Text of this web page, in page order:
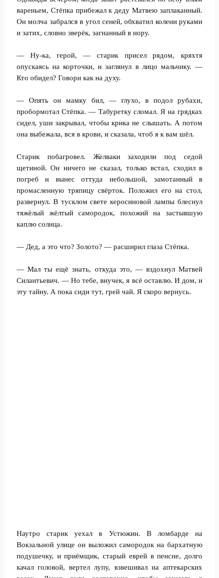
вареньем, Стёпка прибежал к деду Матвею заплаканный.
Он молча забрался в угол сеней, обхватил колени руками
и затих, словно зверёк, загнанный в нору.
— Ну-ка, герой, — старик присел рядом, кряхтя
опускаясь на корточки, и заглянул в лицо мальчику. —
Кто обидел? Говори как на духу.
— Опять он мамку бил, — глухо, в подол рубахи,
пробормотал Стёпка. — Табуретку сломал. Я на грядках
сидел, уши закрывал, чтобы крика не слышать. А потом
она выбежала, вся в крови, и сказала, чтоб я к вам шёл.
Старик побагровел. Желваки заходили под седой
щетиной. Он ничего не сказал, только встал, сходил в
погреб и вынес оттуда небольшой, замотанный в
промасленную тряпицу свёрток. Положил его на стол,
развернул. В тусклом свете керосиновой лампы блеснул
тяжёлый жёлтый самородок, похожий на застывшую
каплю солнца.
— Дед, а это что? Золото? — расширил глаза Стёпка.
— Мал ты ещё знать, откуда это, — вздохнул Матвей
Силантьевич. — Но тебе, внучек, я всё оставлю. И дом, и
эту тайну. А пока сиди тут, грей чай. Я скоро вернусь.
Наутро старик уехал в Устюжин. В ломбарде на
Вокзальной улице он выложил самородок на бархатную
подушечку, и приёмщик, старый еврей в пенсне, долго
качал головой, вертел лупу, взвешивал на аптекарских